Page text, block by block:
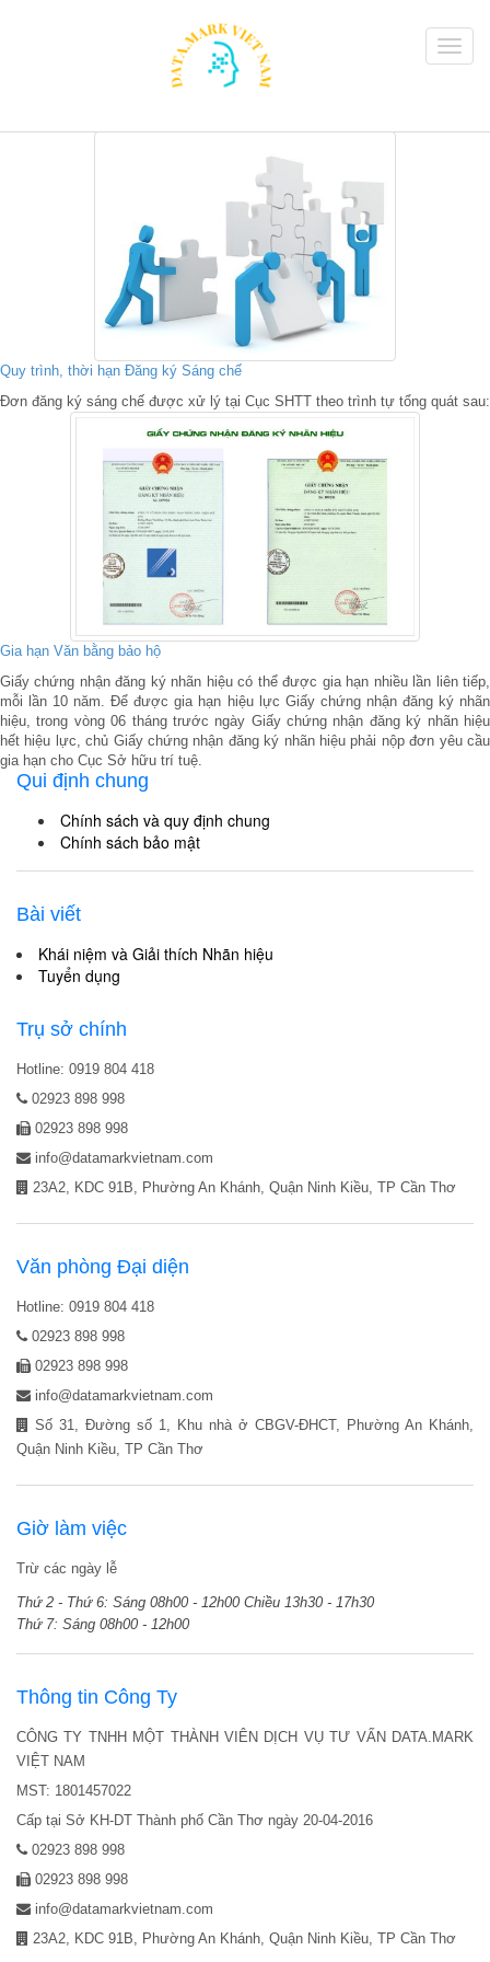
Quy trình, thời hạn Đăng ký Sáng chế
Đơn đăng ký sáng chế được xử lý tại Cục SHTT theo trình tự tổng quát sau:
Gia hạn Văn bằng bảo hộ
Giấy chứng nhận đăng ký nhãn hiệu có thể được gia hạn nhiều lần liên tiếp,
mỗi lần 10 năm. Để được gia hạn hiệu lực Giấy chứng nhận đăng ký nhãn
hiệu, trong vòng 06 tháng trước ngày Giấy chứng nhận đăng ký nhãn hiệu
hết hiệu lực, chủ Giấy chứng nhận đăng ký nhãn hiệu phải nộp đơn yêu cầu
gia hạn cho Cục Sở hữu trí tuệ.
Qui định chung
Chính sách và quy định chung
Chính sách bảo mật
Bài viết
Khái niệm và Giải thích Nhãn hiệu
Tuyển dụng
Trụ sở chính
Hotline: 0919 804 418
02923 898 998
02923 898 998
info@datamarkvietnam.com
23A2, KDC 91B, Phường An Khánh, Quận Ninh Kiều, TP Cần Thơ
Văn phòng Đại diện
Hotline: 0919 804 418
02923 898 998
02923 898 998
info@datamarkvietnam.com
Số 31, Đường số 1, Khu nhà ở CBGV-ĐHCT, Phường An Khánh,
Quận Ninh Kiều, TP Cần Thơ
Giờ làm việc
Trừ các ngày lễ
Thứ 2 - Thứ 6: Sáng 08h00 - 12h00 Chiều 13h30 - 17h30
Thứ 7: Sáng 08h00 - 12h00
Thông tin Công Ty
CÔNG TY TNHH MỘT THÀNH VIÊN DỊCH VỤ TƯ VẤN DATA.MARK
VIỆT NAM
MST: 1801457022
Cấp tại Sở KH-DT Thành phố Cần Thơ ngày 20-04-2016
02923 898 998
02923 898 998
info@datamarkvietnam.com
23A2, KDC 91B, Phường An Khánh, Quận Ninh Kiều, TP Cần Thơ